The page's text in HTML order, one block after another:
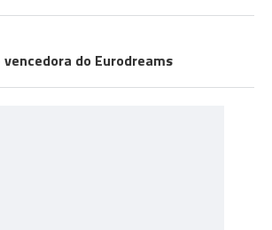
vencedora do Eurodreams